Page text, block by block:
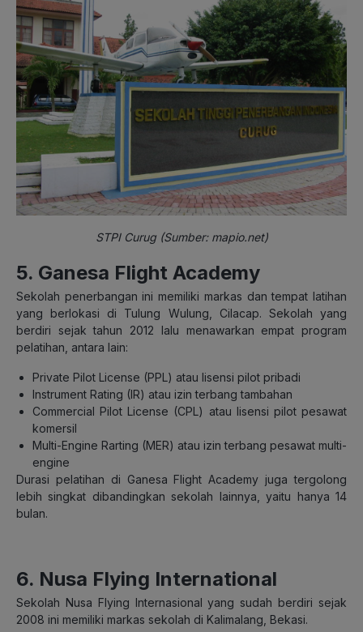
STPI Curug (Sumber: mapio.net)
5. Ganesa Flight Academy
Sekolah penerbangan ini memiliki markas dan tempat latihan
yang berlokasi di Tulung Wulung, Cilacap. Sekolah yang
berdiri sejak tahun 2012 lalu menawarkan empat program
pelatihan, antara lain:
Private Pilot License (PPL) atau lisensi pilot pribadi
Instrument Rating (IR) atau izin terbang tambahan
Commercial Pilot License (CPL) atau lisensi pilot pesawat
komersil
Multi-Engine Rarting (MER) atau izin terbang pesawat multi-
engine
Durasi pelatihan di Ganesa Flight Academy juga tergolong
lebih singkat dibandingkan sekolah lainnya, yaitu hanya 14
bulan.
6. Nusa Flying International
Sekolah Nusa Flying Internasional yang sudah berdiri sejak
2008 ini memiliki markas sekolah di Kalimalang, Bekasi.